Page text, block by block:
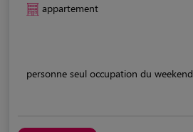
appartement
personne seul occupation du weekend